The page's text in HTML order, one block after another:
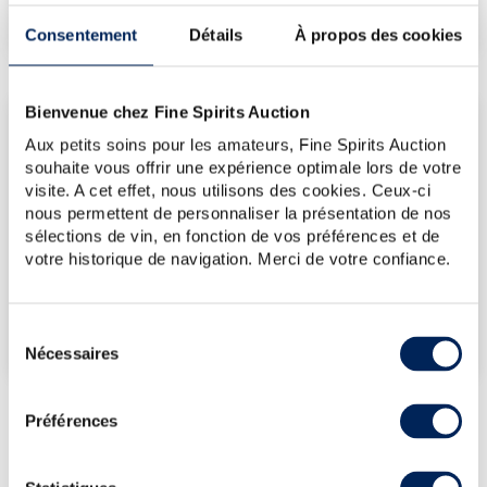
Consentement Détails À propos des cookies
Bienvenue chez Fine Spirits Auction
Aux petits soins pour les amateurs, Fine Spirits Auction
souhaite vous offrir une expérience optimale lors de votre
visite. A cet effet, nous utilisons des cookies. Ceux-ci
nous permettent de personnaliser la présentation de nos
sélections de vin, en fonction de vos préférences et de
votre historique de navigation. Merci de votre confiance.
Nécessaires
Préférences
LES DERNIÈRES ADJUDICATIONS
13/12/2024
166€
13/12/2024
178€
10/12/2021
188€
VOUS POSSÉDEZ